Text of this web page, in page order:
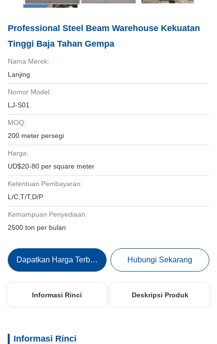
Professional Steel Beam Warehouse Kekuatan
Tinggi Baja Tahan Gempa
Nama Merek:
Lanjing
Nomor Model:
LJ-S01
MOQ:
200 meter persegi
Harga:
UD$20-80 per square meter
Ketentuan Pembayaran:
L/C,T/T,D/P
Kemampuan Penyediaan:
2500 ton per bulan
Dapatkan Harga Terbaik Hubungi Sekarang
Informasi Rinci Deskripsi Produk
Informasi Rinci